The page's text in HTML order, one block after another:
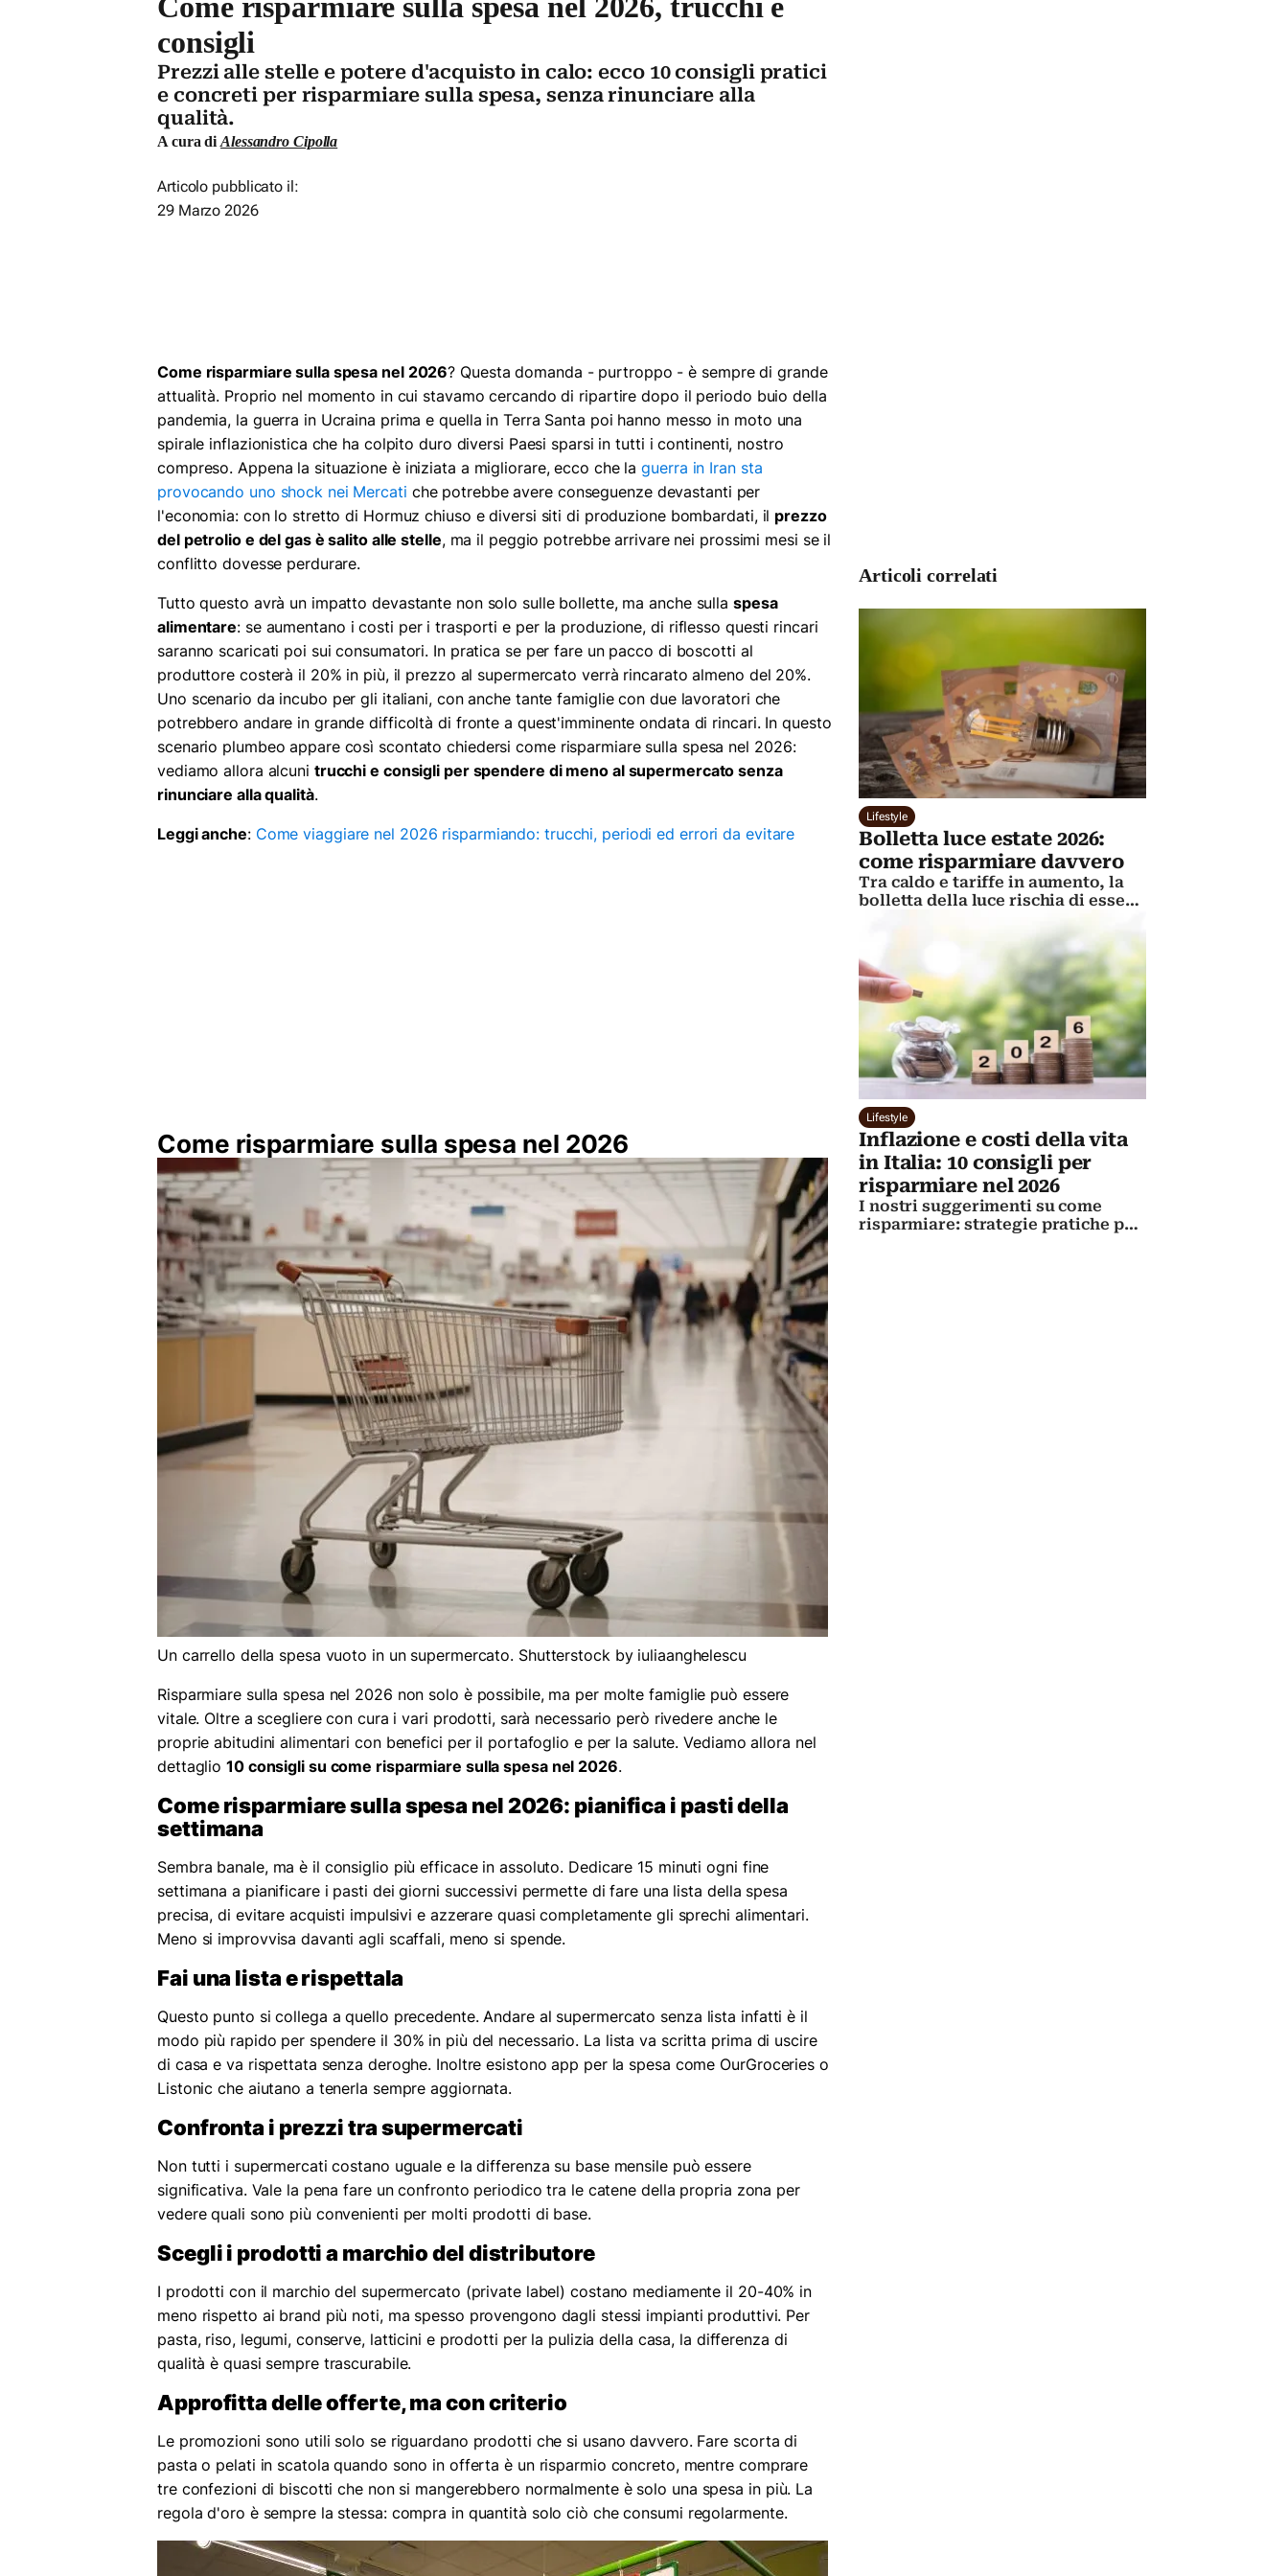
consigli
Prezzi alle stelle e potere d'acquisto in calo: ecco 10 consigli pratici
e concreti per risparmiare sulla spesa, senza rinunciare alla
qualità.
A cura di Alessandro Cipolla
Articolo pubblicato il:
29 Marzo 2026
Come risparmiare sulla spesa nel 2026? Questa domanda - purtroppo - è sempre di grande
attualità. Proprio nel momento in cui stavamo cercando di ripartire dopo il periodo buio della
pandemia, la guerra in Ucraina prima e quella in Terra Santa poi hanno messo in moto una
spirale inflazionistica che ha colpito duro diversi Paesi sparsi in tutti i continenti, nostro
compreso. Appena la situazione è iniziata a migliorare, ecco che laguerra in Iran sta
provocando uno shock nei Mercati che potrebbe avere conseguenze devastanti per
l'economia: con lo stretto di Hormuz chiuso e diversi siti di produzione bombardati, il prezzo
del petrolio e del gas è salito alle stelle, ma il peggio potrebbe arrivare nei prossimi mesi se il
conflitto dovesse perdurare.
Tutto questo avrà un impatto devastante non solo sulle bollette, ma anche sulla spesa
alimentare: se aumentano i costi per i trasporti e per la produzione, di riflesso questi rincari
saranno scaricati poi sui consumatori. In pratica se per fare un pacco di boscotti al
produttore costerà il 20% in più, il prezzo al supermercato verrà rincarato almeno del 20%.
Uno scenario da incubo per gli italiani, con anche tante famiglie con due lavoratori che
potrebbero andare in grande difficoltà di fronte a quest'imminente ondata di rincari. In questo
scenario plumbeo appare così scontato chiedersi come risparmiare sulla spesa nel 2026:
vediamo allora alcuni trucchi e consigli per spendere di meno al supermercato senza
rinunciare alla qualità.
Leggi anche: Come viaggiare nel 2026 risparmiando: trucchi, periodi ed errori da evitare
Come risparmiare sulla spesa nel 2026
Un carrello della spesa vuoto in un supermercato. Shutterstock by iuliaanghelescu
Risparmiare sulla spesa nel 2026 non solo è possibile, ma per molte famiglie può essere
vitale. Oltre a scegliere con cura i vari prodotti, sarà necessario però rivedere anche le
proprie abitudini alimentari con benefici per il portafoglio e per la salute. Vediamo allora nel
dettaglio10 consigli su come risparmiare sulla spesa nel 2026.
Come risparmiare sulla spesa nel 2026: pianifica i pasti della
settimana
Sembra banale, ma è il consiglio più efficace in assoluto. Dedicare 15 minuti ogni fine
settimana a pianificare i pasti dei giorni successivi permette di fare una lista della spesa
precisa, di evitare acquisti impulsivi e azzerare quasi completamente gli sprechi alimentari.
Meno si improvvisa davanti agli scaffali, meno si spende.
Fai una lista e rispettala
Questo punto si collega a quello precedente. Andare al supermercato senza lista infatti è il
modo più rapido per spendere il 30% in più del necessario. La lista va scritta prima di uscire
di casa e va rispettata senza deroghe. Inoltre esistono app per la spesa come OurGroceries o
Listonic che aiutano a tenerla sempre aggiornata.
Confronta i prezzi tra supermercati
Non tutti i supermercati costano uguale e la differenza su base mensile può essere
significativa. Vale la pena fare un confronto periodico tra le catene della propria zona per
vedere quali sono più convenienti per molti prodotti di base.
Scegli i prodotti a marchio del distributore
I prodotti con il marchio del supermercato (private label) costano mediamente il 20-40% in
meno rispetto ai brand più noti, ma spesso provengono dagli stessi impianti produttivi. Per
pasta, riso, legumi, conserve, latticini e prodotti per la pulizia della casa, la differenza di
qualità è quasi sempre trascurabile.
Approfitta delle offerte, ma con criterio
Le promozioni sono utili solo se riguardano prodotti che si usano davvero. Fare scorta di
pasta o pelati in scatola quando sono in offerta è un risparmio concreto, mentre comprare
tre confezioni di biscotti che non si mangerebbero normalmente è solo una spesa in più. La
regola d'oro è sempre la stessa: compra in quantità solo ciò che consumi regolarmente.
Articoli correlati
Lifestyle
Bolletta luce estate 2026:
come risparmiare davvero
Tra caldo e tariffe in aumento, la
bolletta della luce rischia di essere
qualche consiglio pratico per
evitarlo
Lifestyle
Inflazione e costi della vita
in Italia: 10 consigli per
risparmiare nel 2026
I nostri suggerimenti su come
risparmiare: strategie pratiche per